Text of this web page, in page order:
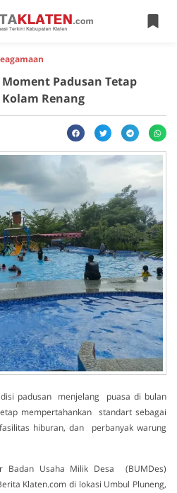
Padusan Tetap
Renang
padusan menjelang puasa di bulan
mempertahankan standart sebagai
hiburan, dan perbanyak warung
Badan Usaha Milik Desa (BUMDes)
Klaten.com di lokasi Umbul Pluneng,